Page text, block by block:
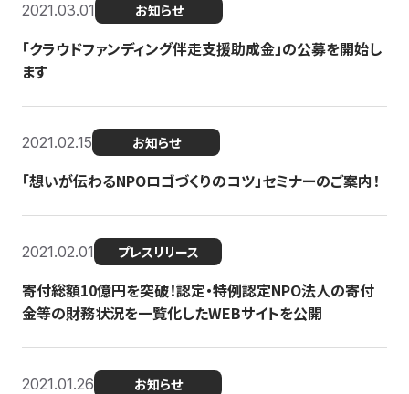
2021.03.01 お知らせ
「クラウドファンディング伴走支援助成金」の公募を開始し
ます
2021.02.15 お知らせ
「想いが伝わるNPOロゴづくりのコツ」セミナーのご案内！
2021.02.01 プレスリリース
寄付総額10億円を突破！認定・特例認定NPO法人の寄付
金等の財務状況を一覧化したWEBサイトを公開
2021.01.26 お知らせ